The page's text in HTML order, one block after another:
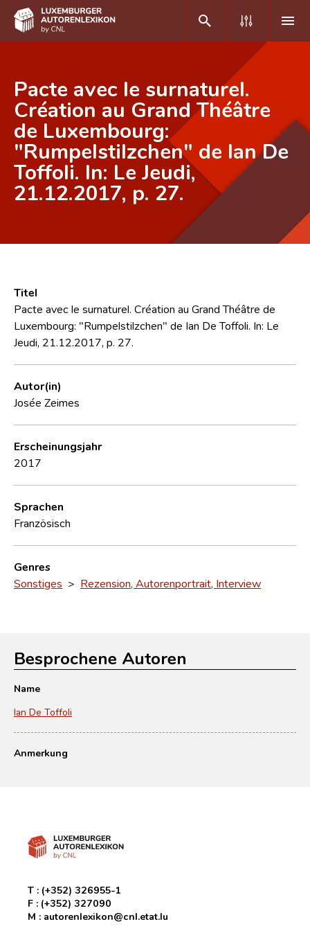
DE FR
Home
Autor(inn)en A-Z
Erweiterte Suche
CNL
Kontakt
Pacte avec le surnaturel.
Création au Grand Théâtre
de Luxembourg:
"Rumpelstilzchen" de Ian De
Toffoli. In: Le Jeudi,
21.12.2017, p. 27.
Titel
Pacte avec le surnaturel. Création au Grand Théâtre de
Luxembourg: "Rumpelstilzchen" de Ian De Toffoli. In: Le
Jeudi, 21.12.2017, p. 27.
Autor(in)
Josée Zeimes
Erscheinungsjahr
2017
Sprachen
Französisch
Genres
Sonstiges > Rezension, Autorenportrait, Interview
Besprochene Autoren
Name
Ian De Toffoli
Anmerkung
T : (+352) 326955-1
F : (+352) 327090
M : autorenlexikon@cnl.etat.lu